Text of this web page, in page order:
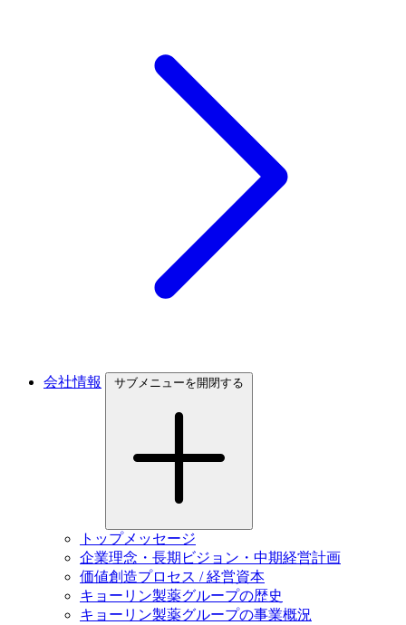
会社情報 サブメニューを開閉する
トップメッセージ
企業理念・長期ビジョン・中期経営計画
価値創造プロセス / 経営資本
キョーリン製薬グループの歴史
キョーリン製薬グループの事業概況